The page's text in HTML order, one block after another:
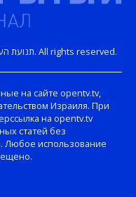
Copyright © Открытый телеканал. תנועת הערבות. All rights reserved.
на сайте opentv.tv,
Израиля. При
на opentv.tv
статей без
Любое использование